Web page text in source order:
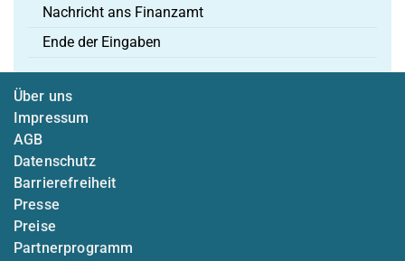
Nachricht ans Finanzamt
Ende der Eingaben
Über uns
Impressum
AGB
Datenschutz
Barrierefreiheit
Presse
Preise
Partnerprogramm